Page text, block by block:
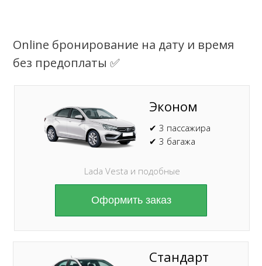
Стандарт
Online бронирование на дату и время
без предоплаты ✅
Оформить заказ
Эконом
Lada Vesta и подобные
✔ 3 пассажира
✔ 3 багажа